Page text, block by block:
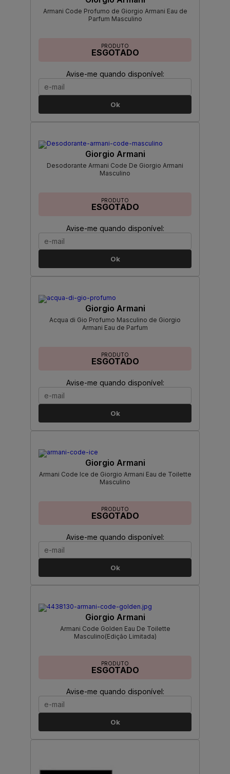
Armani Code Profumo de Giorgio Armani Eau de
Parfum Masculino
PRODUTO
ESGOTADO
Avise-me quando disponível:
Ok
Giorgio Armani
Desodorante Armani Code De Giorgio Armani
Masculino
PRODUTO
ESGOTADO
Avise-me quando disponível:
Ok
Giorgio Armani
Acqua di Gio Profumo Masculino de Giorgio
Armani Eau de Parfum
PRODUTO
ESGOTADO
Avise-me quando disponível:
Ok
Giorgio Armani
Armani Code Ice de Giorgio Armani Eau de Toilette
Masculino
PRODUTO
ESGOTADO
Avise-me quando disponível:
Ok
Giorgio Armani
Armani Code Golden Eau De Toilette
Masculino(Edição Limitada)
PRODUTO
ESGOTADO
Avise-me quando disponível:
Ok